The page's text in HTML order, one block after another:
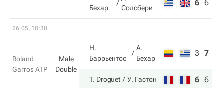
Бехар
Солсбери
6 6
26.05, 18:30
Roland
Garros ATP
Male
Double
Н.
Баррьентос
А.
Бехар
3 7
T. Droguet У. Гастон 6 6